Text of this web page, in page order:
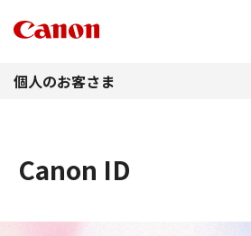
個人のお客さま
Canon ID